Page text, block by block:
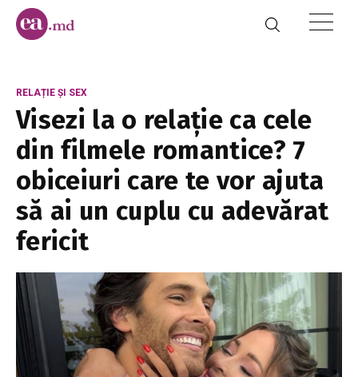
RELAȚIE ȘI SEX
Visezi la o relație ca cele
din filmele romantice? 7
obiceiuri care te vor ajuta
să ai un cuplu cu adevărat
fericit